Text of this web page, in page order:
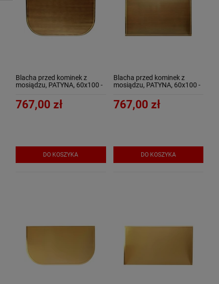
Blacha przed kominek z
mosiądzu, PATYNA, 60x100 -
767,00 zł
DO KOSZYKA
Blacha przed kominek z
mosiądzu, PATYNA, 60x100 -
767,00 zł
DO KOSZYKA